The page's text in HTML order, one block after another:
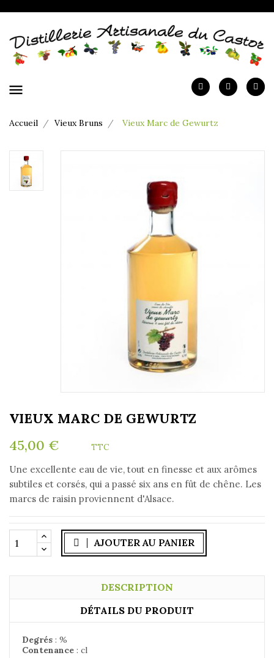
menu
Accueil Vieux Bruns Vieux Marc de Gewurtz
VIEUX MARC DE GEWURTZ
45,00 €
TTC
Une excellente eau de vie, tout en finesse et aux arômes
subtiles et corsés, qui a passé six ans en fût de chêne. Les
marcs de raisin proviennent d'Alsace.
AJOUTER AU PANIER
DESCRIPTION
DÉTAILS DU PRODUIT
Degrés : %
Contenance : cl